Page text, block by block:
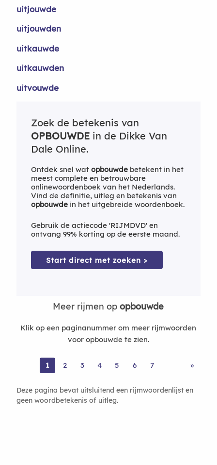
uitjouwde
uitjouwden
uitkauwde
uitkauwden
uitvouwde
Zoek de betekenis van
OPBOUWDEin de Dikke Van
Dale Online.
Ontdek snel wat opbouwdebetekent in het
meest complete en betrouwbare
onlinewoordenboek van het Nederlands.
Vind de definitie, uitleg en betekenis van
opbouwdein het uitgebreide woordenboek.
Gebruik de actiecode 'RIJMDVD' en
ontvang 99% korting op de eerste maand.
Start direct met zoeken >
Meer rijmen opopbouwde
Klik op een paginanummer om meer rijmwoorden
voor opbouwde te zien.
1 2 3 4 5 6 7 »
Deze pagina bevat uitsluitend een rijmwoordenlijst en
geen woordbetekenis of uitleg.